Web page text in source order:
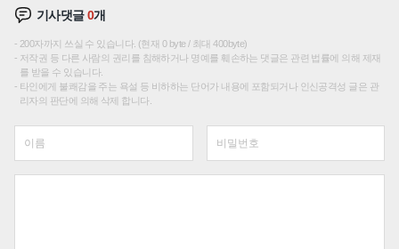
기사댓글0개
200자까지 쓰실 수 있습니다. (현재 0 byte / 최대 400byte)
저작권 등 다른 사람의 권리를 침해하거나 명예를 훼손하는 댓글은 관련 법률에 의해 제재
를 받을 수 있습니다.
타인에게 불쾌감을 주는 욕설 등 비하하는 단어가 내용에 포함되거나 인신공격성 글은 관
리자의 판단에 의해 삭제 합니다.